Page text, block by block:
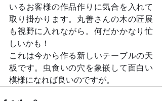
いるお客様の作品作りに気合を入れて
取り掛かります。丸善さんの木の匠展
も視野に入れながら。何だかかなり忙
しいかも！
これは今から作る新しいテーブルの天
板です。虫食いの穴を象嵌して面白い
模様になれば良いのですが。